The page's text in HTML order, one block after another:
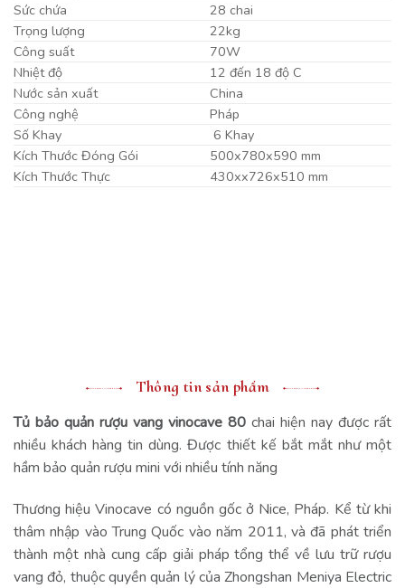
Sức chứa
28 chai
Trọng lượng
22kg
Công suất
70W
Nhiệt độ
12 đến 18 độ C
Nước sản xuất
China
Công nghệ
Pháp
Số Khay
6 Khay
Kích Thước Đóng Gói
500x780x590 mm
Kích Thước Thực
430xx726x510 mm
Thông tin sản phẩm
Tủ bảo quản rượu vang vinocave 80 chai hiện nay được rất
nhiều khách hàng tin dùng. Được thiết kế bắt mắt như một
hầm bảo quản rượu mini với nhiều tính năng
Thương hiệu Vinocave có nguồn gốc ở Nice, Pháp. Kể từ khi
thâm nhập vào Trung Quốc vào năm 2011, và đã phát triển
thành một nhà cung cấp giải pháp tổng thể về lưu trữ rượu
vang đỏ, thuộc quyền quản lý của Zhongshan Meniya Electric